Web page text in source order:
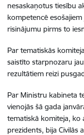
nesaskaņotus tiesību
kompetencē
risinājumu pirms to
Par tematiskās
saistīto starpnozaru
rezultātiem reizi
Par Ministru kabineta
vienojās šā gada
tematiskā komiteja, ko
prezidents, bija Civilās